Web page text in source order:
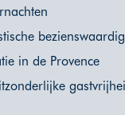
in de Provence